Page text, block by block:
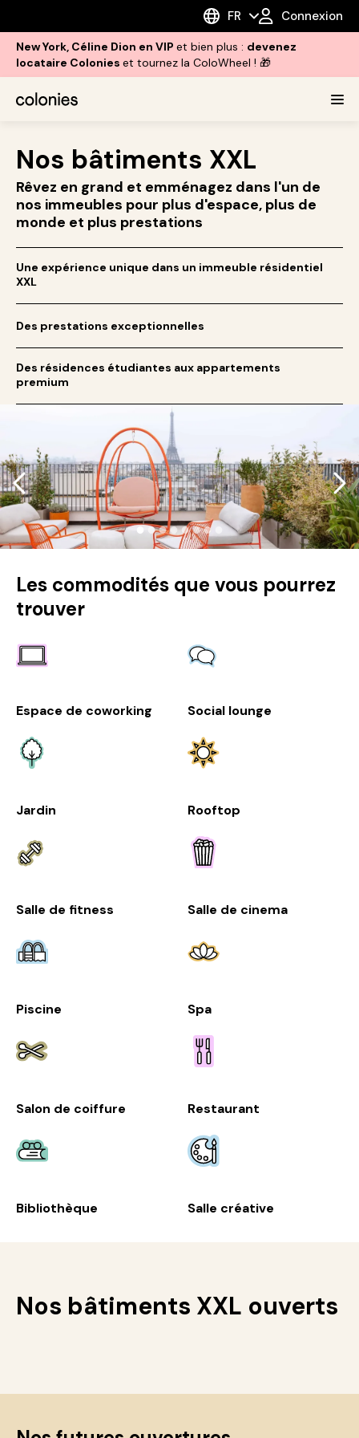
FR Connexion
New York, Céline Dion en VIP et bien plus : devenez
locataire Colonies et tournez la ColoWheel ! 🎁
Nos bâtiments XXL
Rêvez en grand et emménagez dans l'un de
nos immeubles pour plus d'espace, plus de
monde et plus prestations
Une expérience unique dans un immeuble résidentiel
XXL
Des prestations exceptionnelles
Des résidences étudiantes aux appartements
premium
●●●●●●● ●
Les commodités que vous pourrez
trouver
Espace de coworking Social lounge
Jardin Rooftop
Salle de fitness Salle de cinema
Piscine Spa
Salon de coiffure Restaurant
Bibliothèque Salle créative
Nos bâtiments XXL ouverts